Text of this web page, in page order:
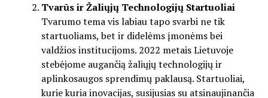
Tvarūs ir Žaliųjų Technologijų Startuoliai
Tvarumo tema vis labiau tapo svarbi ne tik
startuoliams, bet ir didelėms įmonėms bei
valdžios institucijoms. 2022 metais Lietuvoje
stebėjome augančią žaliųjų technologijų ir
aplinkosaugos sprendimų paklausą. Startuoliai,
kurie kuria inovacijas, susijusias su atsinaujinančia